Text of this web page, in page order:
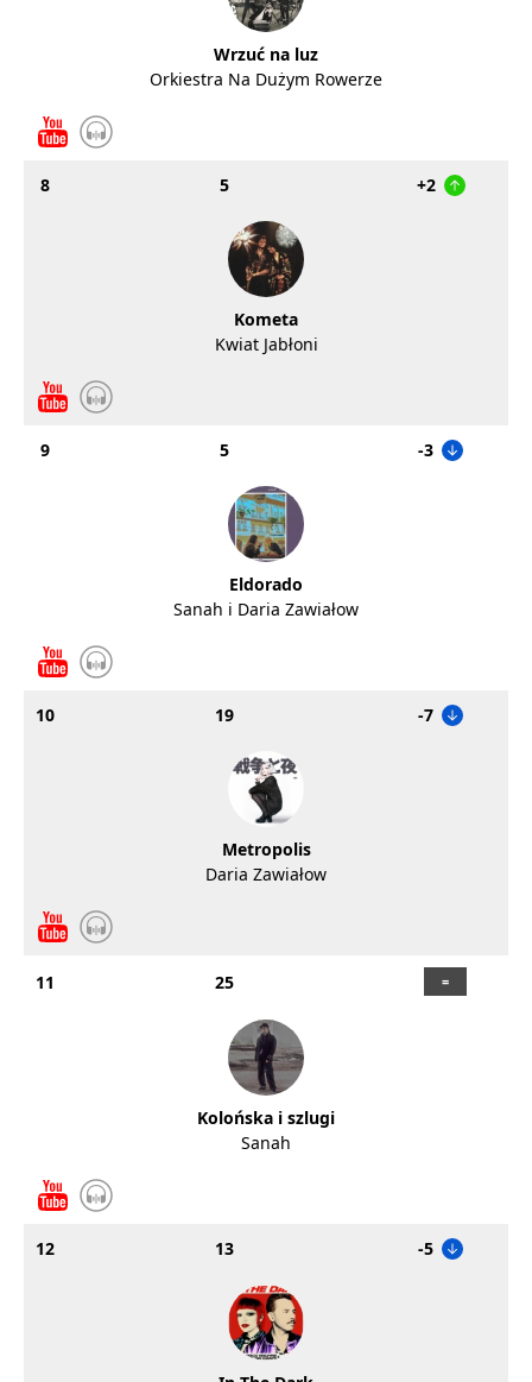
Wrzuć na luz
Orkiestra Na Dużym Rowerze
8 5 +2
Kometa
Kwiat Jabłoni
9 5 -3
Eldorado
Sanah i Daria Zawiałow
10 19 -7
Metropolis
Daria Zawiałow
11 25
Kolońska i szlugi
Sanah
12 13 -5